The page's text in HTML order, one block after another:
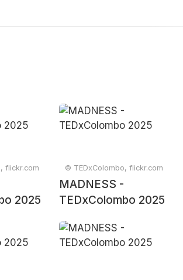
flickr.com
2025
© TEDxColombo, flickr.com
MADNESS -
TEDxColombo 2025